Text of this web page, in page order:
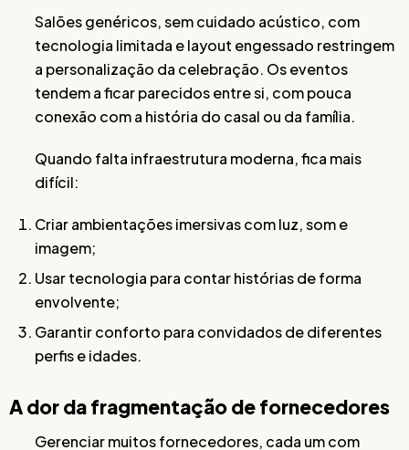
Salões genéricos, sem cuidado acústico, com
tecnologia limitada e layout engessado restringem
a personalização da celebração. Os eventos
tendem a ficar parecidos entre si, com pouca
conexão com a história do casal ou da família.
Quando falta infraestrutura moderna, fica mais
difícil:
Criar ambientações imersivas com luz, som e
imagem;
Usar tecnologia para contar histórias de forma
envolvente;
Garantir conforto para convidados de diferentes
perfis e idades.
A dor da fragmentação de fornecedores
Gerenciar muitos fornecedores, cada um com